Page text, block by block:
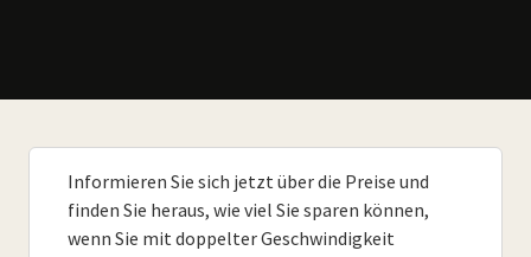
Informieren Sie sich jetzt über die Preise und
finden Sie heraus, wie viel Sie sparen können,
wenn Sie mit doppelter Geschwindigkeit